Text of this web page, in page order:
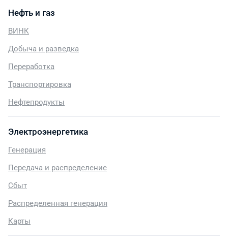
Нефть и газ
ВИНК
Добыча и разведка
Переработка
Транспортировка
Нефтепродукты
Электроэнергетика
Генерация
Передача и распределение
Сбыт
Распределенная генерация
Карты